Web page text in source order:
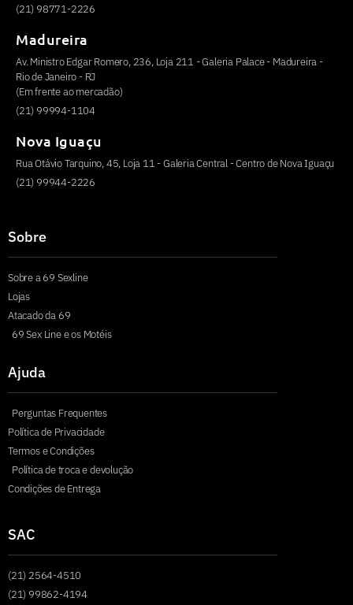
(21) 98771-2226
Madureira
Av. Ministro Edgar Romero, 236, Loja 211 - Galeria Palace - Madureira -
Rio de Janeiro - RJ
(Em frente ao mercadão)
(21) 99994-1104
Nova Iguaçu
Rua Otávio Tarquino, 45, Loja 11 - Galeria Central - Centro de Nova Iguaçu
(21) 99944-2226
Sobre
Sobre a 69 Sexline
Lojas
Atacado da 69
69 Sex Line e os Motéis
Ajuda
Perguntas Frequentes
Política de Privacidade
Termos e Condições
Política de troca e devolução
Condições de Entrega
SAC
(21) 2564-4510
(21) 99862-4194